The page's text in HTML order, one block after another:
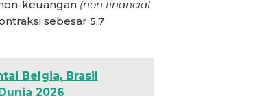
keuangan (non financial
sebesar 5,7
Belgia, Brasil
2026